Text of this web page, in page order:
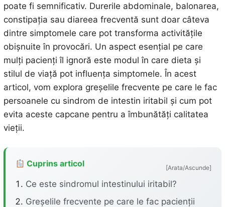
poate fi semnificativ. Durerile abdominale, balonarea,
constipația sau diareea frecventă sunt doar câteva
dintre simptomele care pot transforma activitățile
obișnuite în provocări. Un aspect esențial pe care
mulți pacienți îl ignoră este modul în care dieta și
stilul de viață pot influența simptomele. În acest
articol, vom explora greșelile frecvente pe care le fac
persoanele cu sindrom de intestin iritabil și cum pot
evita aceste capcane pentru a îmbunătăți calitatea
vieții.
Cuprins articol [Arata/Ascunde]
Ce este sindromul intestinului iritabil?
Greșelile frecvente pe care le fac pacienții